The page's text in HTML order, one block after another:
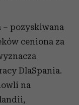
– pozyskiwana
ceniona za
DlaSpania.
na